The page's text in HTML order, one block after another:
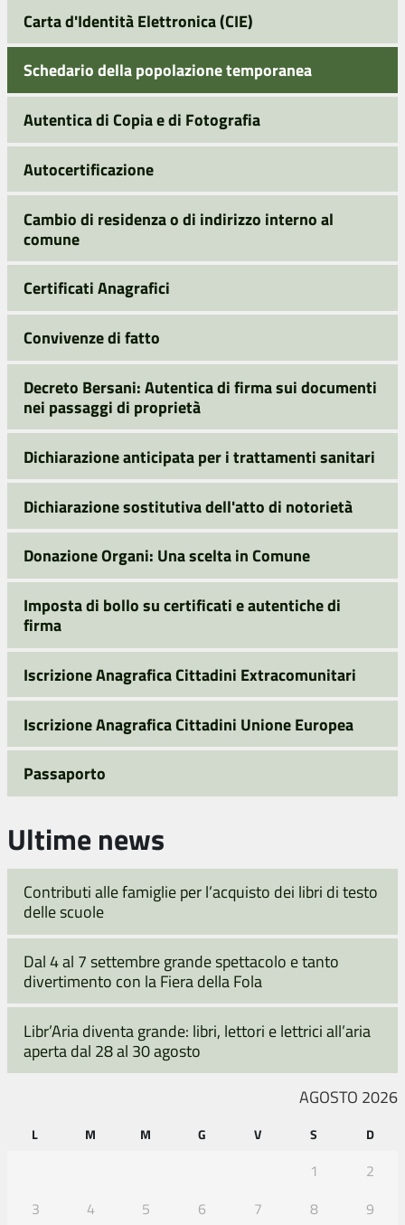
Carta d'Identità Elettronica (CIE)
Schedario della popolazione temporanea
Autentica di Copia e di Fotografia
Autocertificazione
Cambio di residenza o di indirizzo interno al
comune
Certificati Anagrafici
Convivenze di fatto
Decreto Bersani: Autentica di firma sui documenti
nei passaggi di proprietà
Dichiarazione anticipata per i trattamenti sanitari
Dichiarazione sostitutiva dell'atto di notorietà
Donazione Organi: Una scelta in Comune
Imposta di bollo su certificati e autentiche di
firma
Iscrizione Anagrafica Cittadini Extracomunitari
Iscrizione Anagrafica Cittadini Unione Europea
Passaporto
Ultime news
Contributi alle famiglie per l’acquisto dei libri di testo
delle scuole
Dal 4 al 7 settembre grande spettacolo e tanto
divertimento con la Fiera della Fola
Libr’Aria diventa grande: libri, lettori e lettrici all’aria
aperta dal 28 al 30 agosto
AGOSTO 2026
L M M G V S D
1
2
3
4 5 6 7 8
9